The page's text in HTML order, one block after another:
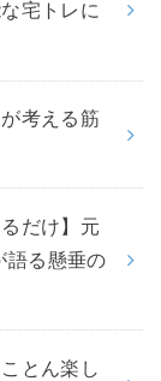
宅トレに
考える筋
だけ】元
語る懸垂の
とん楽し